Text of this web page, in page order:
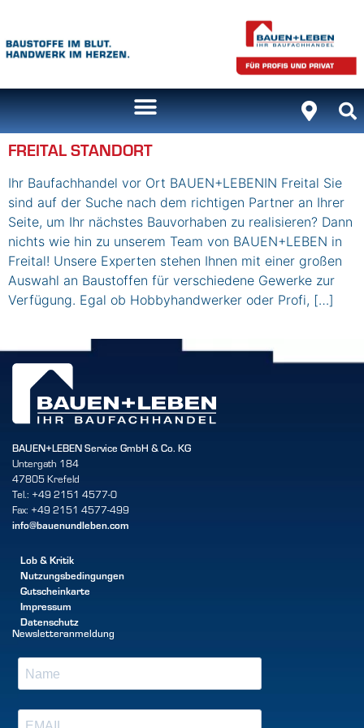
FREITAL STANDORT
Ihr Baufachhandel vor Ort BAUEN+LEBENIN Freital Sie
sind auf der Suche nach dem richtigen Partner an Ihrer
Seite, um Ihr nächstes Bauvorhaben zu realisieren? Dann
nichts wie hin zu unserem Team von BAUEN+LEBEN in
Freital! Unsere Experten stehen Ihnen mit einer großen
Auswahl an Baustoffen für verschiedene Gewerke zur
Verfügung. Egal ob Hobbyhandwerker oder Profi, […]
BAUEN+LEBEN Service GmbH & Co. KG
Untergath 184
47805 Krefeld
Tel.: +49 2151 4577-0
Fax: +49 2151 4577-499
info@bauenundleben.com
Lob & Kritik
Nutzungsbedingungen
Gutscheinkarte
Impressum
Datenschutz
Newsletteranmeldung